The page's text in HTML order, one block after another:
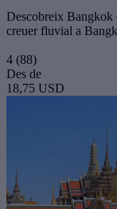
Descobreix Bangkok
creuer fluvial a
4 (88)
Des de
18,75 USD